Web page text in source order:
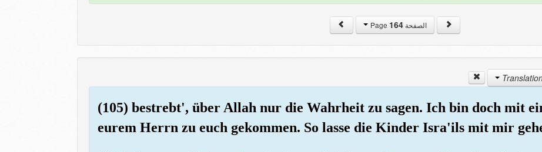
الصفحة Page164
(105) bestrebt', über Allah nur die Wahrheit zu sagen. Ich bin doch mit
eurem Herrn zu euch gekommen. So lasse die Kinder Isra'ils mit mir